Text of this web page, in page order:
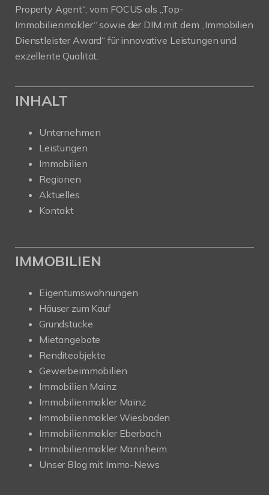
Property Agent“, vom FOCUS als „Top-
Immobilienmakler“ sowie der DIM mit dem „Immobilien
Dienstleister Award“ für innovative Leistungen und
exzellente Qualität.
INHALT
Unternehmen
Leistungen
Immobilien
Regionen
Aktuelles
Kontakt
IMMOBILIEN
Eigentumswohnungen
Häuser zum Kauf
Grundstücke
Mietangebote
Renditeobjekte
Gewerbeimmobilien
Immobilien Mainz
Immobilienmakler Mainz
Immobilienmakler Wiesbaden
Immobilienmakler Eberbach
Immobilienmakler Mannheim
Unser Blog mit Immo-News